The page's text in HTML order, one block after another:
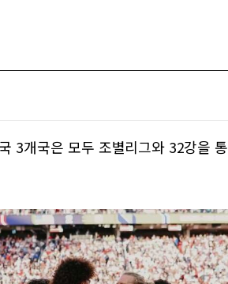
3개국은 모두 조별리그와 32강을 통